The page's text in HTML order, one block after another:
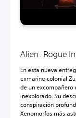
Alien: Rogue
En esta nueva
exmarine colonial
de un excompañero
inexplorado. Su
conspiración
Xenomorfos más